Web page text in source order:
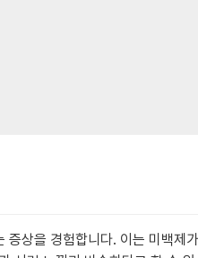
상을 경험합니다. 이는 미백